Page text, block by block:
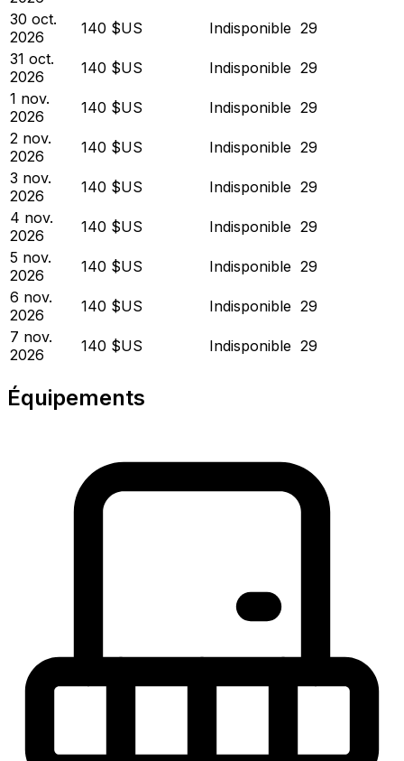
30 oct.
2026
140 $US Indisponible 29
31 oct.
2026
140 $US Indisponible 29
1 nov.
2026
140 $US Indisponible 29
2 nov.
2026
140 $US Indisponible 29
3 nov.
2026
140 $US Indisponible 29
4 nov.
2026
140 $US Indisponible 29
5 nov.
2026
140 $US Indisponible 29
6 nov.
2026
140 $US Indisponible 29
7 nov.
2026
140 $US Indisponible 29
Équipements